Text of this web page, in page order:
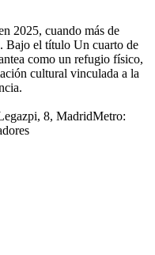
2025, cuando más de
Bajo el título Un cuarto de
como un refugio físico,
cultural vinculada a la
8, MadridMetro: